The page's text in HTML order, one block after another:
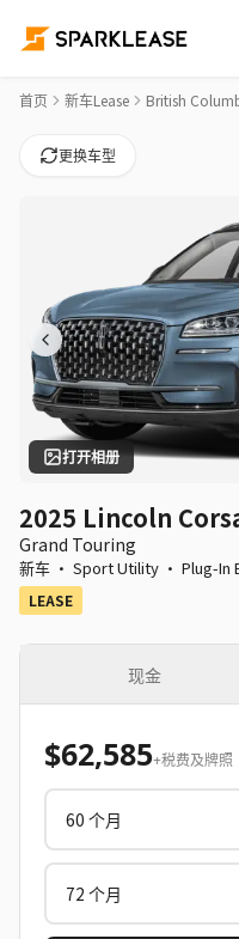
2025 Lincoln Corsair
首页 新车Lease British
更换车型
打开相册
2025 Lincoln
Grand Touring
新车 · Sport Utility · Plug-In
LEASE
现金
$62,585+税费及牌照
60 个月
72 个月